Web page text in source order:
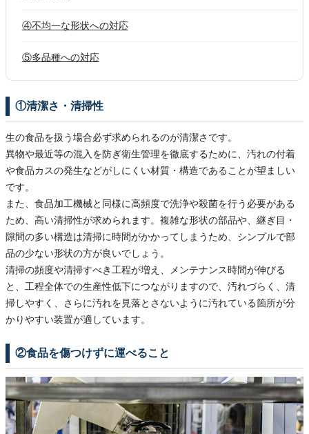
④不均一な形状への対応
⑤多品種への対応
①清潔さ・清掃性
生の食品を扱う場合必ず求められるのが清潔さです。
異物や最近等の混入を防ぎ衛生管理を徹底するために、汚れの付着
や食品カスの発生などがしにくい材質・構造であることが望ましい
です。
また、食品加工機械と同様に高頻度で洗浄や殺菌を行う必要がある
ため、高い清掃性が求められます。複雑な形状の部品や、継ぎ目・
隙間の多い構造は清掃に時間がかかってしまうため、シンプルで部
品の少ない形状の方が良いでしょう。
清掃の頻度や清掃すべき工程が増え、メンテナンス時間が伸びる
と、工程全体での生産性低下につながりますので、汚れづらく、清
掃しやすく、さらに汚れを見落とさないように汚れている箇所が分
かりやすい装置が適しています。
②食品を傷つけずに運べること